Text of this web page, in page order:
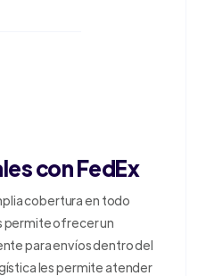
con FedEx
cobertura en todo
permite ofrecer un
para envíos dentro del
les permite atender